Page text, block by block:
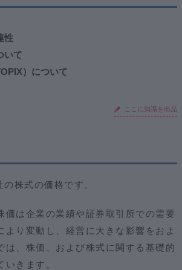
性
いて
）について
ここに知識を出品
の株式の価格です。
価は企業の業績や証券取引所での需要
より変動し、経営に大きな影響をおよ
は、株価、および株式に関する基礎的
いきます。